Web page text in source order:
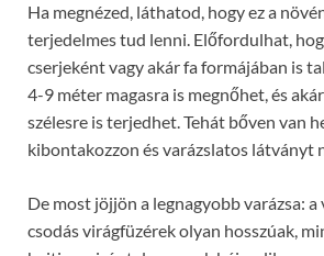
Ha megnézed, láthatod, hogy ez a
terjedelmes tud lenni. Előfordulhat,
cserjeként vagy akár fa formájában is
4-9 méter magasra is megnőhet, és
szélesre is terjedhet. Tehát bőven van
kibontakozzon és varázslatos látványt
De most jöjjön a legnagyobb varázsa: a
csodás virágfüzérek olyan hosszúak,